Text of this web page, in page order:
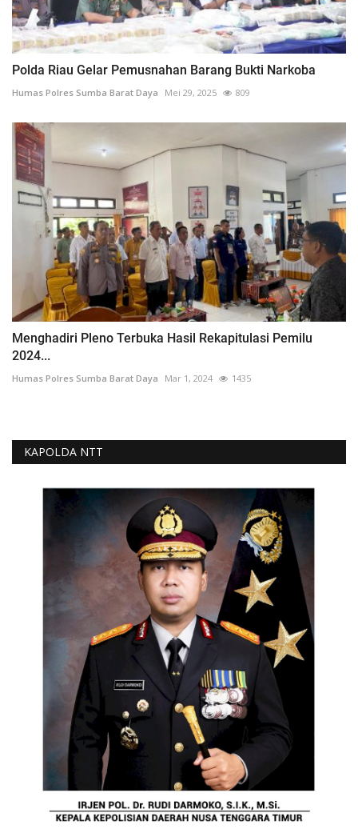
Polda Riau Gelar Pemusnahan Barang Bukti Narkoba
Humas Polres Sumba Barat Daya Mei 29, 2025 809
Menghadiri Pleno Terbuka Hasil Rekapitulasi Pemilu
2024...
Humas Polres Sumba Barat Daya Mar 1, 2024 1435
KAPOLDA NTT